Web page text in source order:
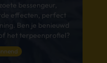
bessengeur,
effecten, perfect
Ben je benieuwd
het terpeenprofiel?